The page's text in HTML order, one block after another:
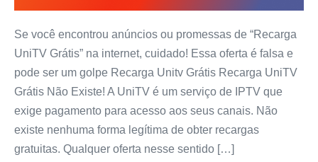
Se você encontrou anúncios ou promessas de “Recarga
UniTV Grátis” na internet, cuidado! Essa oferta é falsa e
pode ser um golpe Recarga Unitv Grátis Recarga UniTV
Grátis Não Existe! A UniTV é um serviço de IPTV que
exige pagamento para acesso aos seus canais. Não
existe nenhuma forma legítima de obter recargas
gratuitas. Qualquer oferta nesse sentido […]